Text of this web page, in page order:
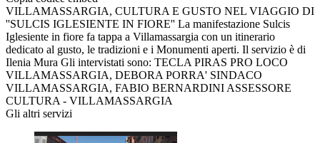
VILLAMASSARGIA, CULTURA E GUSTO NEL VIAGGIO DI
''SULCIS IGLESIENTE IN FIORE'' La manifestazione Sulcis
Iglesiente in fiore fa tappa a Villamassargia con un itinerario
dedicato al gusto, le tradizioni e i Monumenti aperti. Il servizio è di
Ilenia Mura Gli intervistati sono: TECLA PIRAS PRO LOCO
VILLAMASSARGIA, DEBORA PORRA' SINDACO
VILLAMASSARGIA, FABIO BERNARDINI ASSESSORE
CULTURA - VILLAMASSARGIA
Gli altri servizi